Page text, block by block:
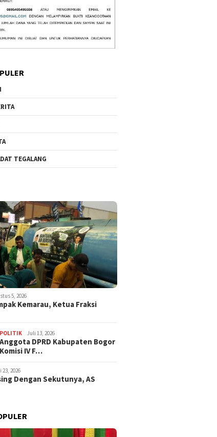
TEGALANG
5, 2026
Kemarau, Ketua Fraksi
POLITIK Juli 13, 2026
Anggota DPRD Kabupaten Bogor
Komisi IV F…
23, 2026
Dengan Sekutunya, AS